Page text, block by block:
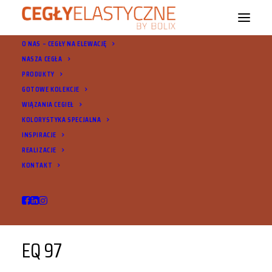
O NAS – CEGŁY NA ELEWACJĘ
NASZA CEGŁA
PRODUKTY
GOTOWE KOLEKCJE
WIĄZANIA CEGIEŁ
KOLORYSTYKA SPECJALNA
INSPIRACJE
REALIZACJE
KONTAKT
EQ 97